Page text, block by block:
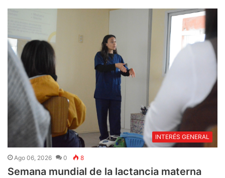
INTERÉS GENERAL
Ago 06, 2026 0 8
Semana mundial de la lactancia materna